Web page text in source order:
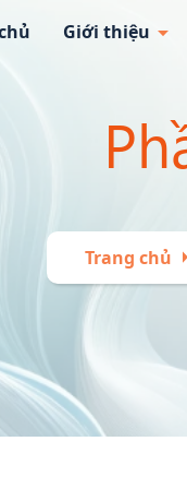
Giới thiệu arrow_drop_down
Trang chủ arrow_right